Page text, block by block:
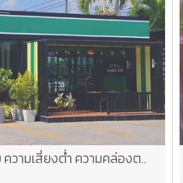
วามเสี่ยงต่ำ ความคล่องต..